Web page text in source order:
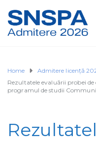
Home
Admitere licență
Rezultatele evaluării probei
programul de studii